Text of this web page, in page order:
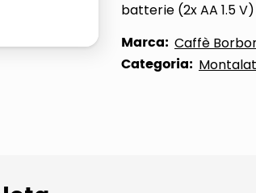
batterie (2x AA 1.5
Marca: Caffè
Categoria: